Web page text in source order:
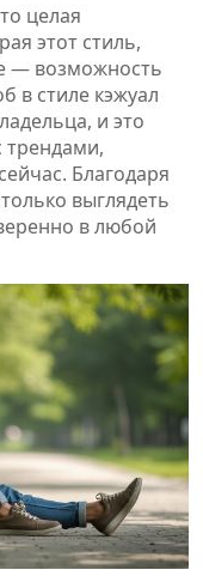
целая
этот стиль,
— возможность
в стиле кэжуал
и это
трендами,
Благодаря
выглядеть
в любой